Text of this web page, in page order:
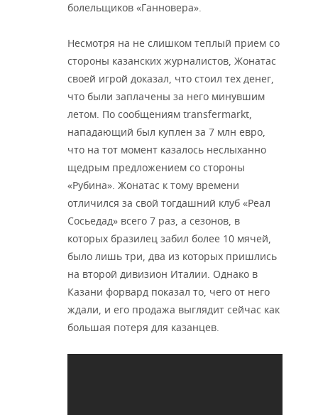
болельщиков «Ганновера».
Несмотря на не слишком теплый прием со
стороны казанских журналистов, Жонатас
своей игрой доказал, что стоил тех денег,
что были заплачены за него минувшим
летом. По сообщениям transfermarkt,
нападающий был куплен за 7 млн евро,
что на тот момент казалось неслыханно
щедрым предложением со стороны
«Рубина». Жонатас к тому времени
отличился за свой тогдашний клуб «Реал
Сосьедад» всего 7 раз, а сезонов, в
которых бразилец забил более 10 мячей,
было лишь три, два из которых пришлись
на второй дивизион Италии. Однако в
Казани форвард показал то, чего от него
ждали, и его продажа выглядит сейчас как
большая потеря для казанцев.